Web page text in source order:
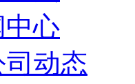
中心
司动态